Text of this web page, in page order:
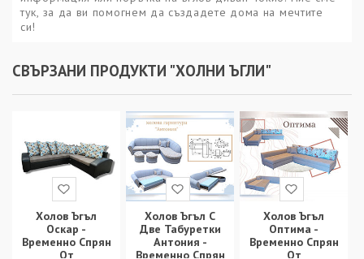
тук, за да ви помогнем да създадете дома на мечтите
си!
СВЪРЗАНИ ПРОДУКТИ "ХОЛНИ ЪГЛИ"
Холов Ъгъл
Оскар -
Временно Спрян
От
Холов Ъгъл С
Две Табуретки
Антония -
Временно Спрян
Холов Ъгъл
Оптима -
Временно Спрян
От